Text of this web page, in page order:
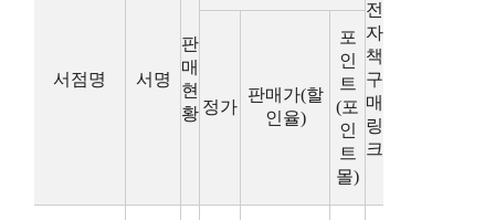
서점명 서명
판
매
현
황
전
자
책
구
매
링
크
정가
판매가(할
인율)
포
인
트
(포
인
트
몰)